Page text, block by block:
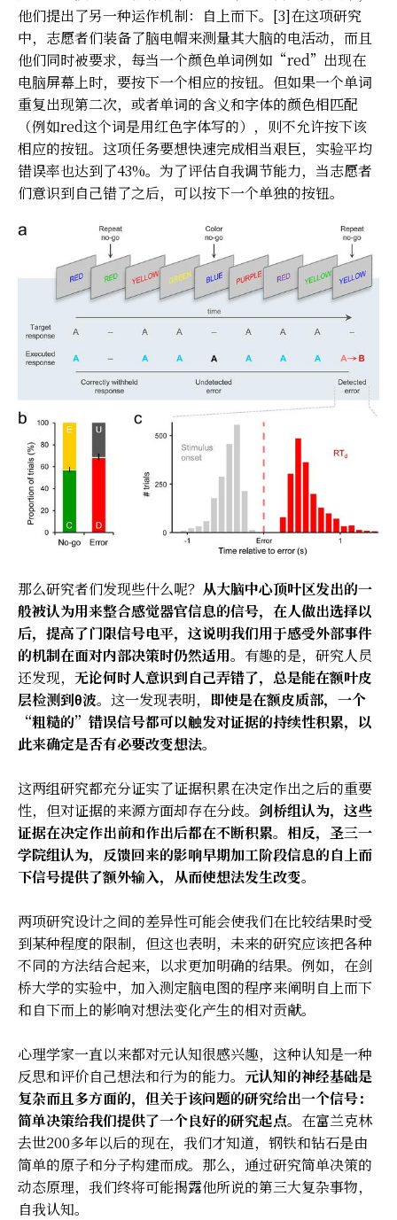
他们提出了另一种运作机制：自上而下。[3]在这项研究
中，志愿者们装备了脑电帽来测量其大脑的电活动，而且
他们同时被要求，每当一个颜色单词例如“red”出现在
电脑屏幕上时，要按下一个相应的按钮。但如果一个单词
重复出现第二次，或者单词的含义和字体的颜色相匹配
（例如red这个词是用红色字体写的），则不允许按下该
相应的按钮。这项任务要想快速完成相当艰巨，实验平均
错误率也达到了43%。为了评估自我调节能力，当志愿者
们意识到自己错了之后，可以按下一个单独的按钮。
那么研究者们发现些什么呢？ 从大脑中心顶叶区发出的一
般被认为用来整合感觉器官信息的信号，在人做出选择以
后，提高了门限信号电平，这说明我们用于感受外部事件
的机制在面对内部决策时仍然适用。 有趣的是，研究人员
还发现， 无论何时人意识到自己弄错了，总是能在额叶皮
层检测到θ波。 这一发现表明， 即使是在额皮质部，一个
“粗糙的”错误信号都可以触发对证据的持续性积累，以
此来确定是否有必要改变想法。
这两组研究都充分证实了证据积累在决定作出之后的重要
性，但对证据的来源方面却存在分歧。 剑桥组认为，这些
证据在决定作出前和作出后都在不断积累。相反，圣三一
学院组认为，反馈回来的影响早期加工阶段信息的自上而
下信号提供了额外输入，从而使想法发生改变。
两项研究设计之间的差异性可能会使我们在比较结果时受
到某种程度的限制，但这也表明，未来的研究应该把各种
不同的方法结合起来，以求更加明确的结果。例如，在剑
桥大学的实验中，加入测定脑电图的程序来阐明自上而下
和自下而上的影响对想法变化产生的相对贡献。
心理学家一直以来都对元认知很感兴趣，这种认知是一种
反思和评价自己想法和行为的能力。 元认知的神经基础是
复杂而且多方面的，但关于该问题的研究给出一个信号：
简单决策给我们提供了一个良好的研究起点。 在富兰克林
去世200多年以后的现在，我们才知道，钢铁和钻石是由
简单的原子和分子构建而成。那么，通过研究简单决策的
动态原理，我们终将可能揭露他所说的第三大复杂事物，
自我认知。